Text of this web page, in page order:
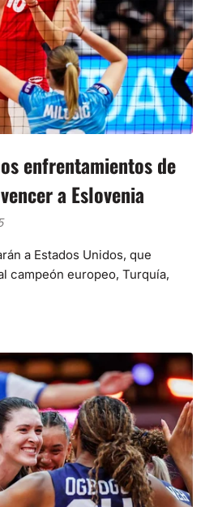
enfrentamientos de
a Eslovenia
a Estados Unidos, que
campeón europeo, Turquía,